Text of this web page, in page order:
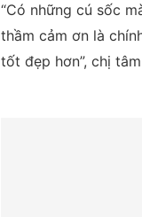
“Có những cú sốc
thầm cảm ơn là
tốt đẹp hơn”, chị